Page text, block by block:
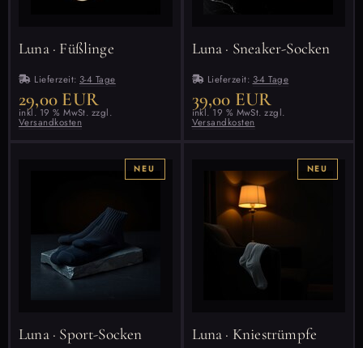
Luna · Füßlinge
Lieferzeit: 3-4 Tage
29,00 EUR
inkl. 19 % MwSt. zzgl.
Versandkosten
Luna · Sneaker-Socken
Lieferzeit: 3-4 Tage
39,00 EUR
inkl. 19 % MwSt. zzgl.
Versandkosten
NEU
Luna · Sport-Socken
NEU
Luna · Kniestrümpfe